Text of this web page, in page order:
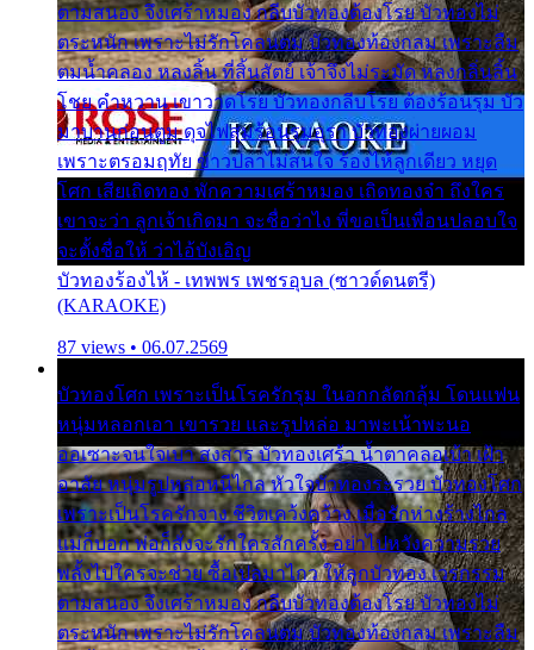
ตามสนอง จึงเศร้าหมอง กลีบบัวทองต้องโรย บัวทองไม่
ตระหนัก เพราะไม่รักโคลนตม บัวทองท้องกลม เพราะลืม
ตมน้ำคลอง หลงลิ้น ที่สิ้นสัตย์ เจ้าจึงไม่ระมัด หลงกลิ่นลิ้น
โชย คำหวาน เขาวาดโรย บัวทองกลีบโรย ต้องร้อนรุม บัว
มาบานก่อนตูม ดุจไฟสุมร้อนรุมอุรา บัวทองผ่ายผอม
เพราะตรอมฤทัย ข้าวปลาไม่สนใจ ร้องไห้ลูกเดียว หยุด
โศก เสียเถิดทอง พักความเศร้าหมอง เถิดทองจ๋า ถึงใคร
เขาจะว่า ลูกเจ้าเกิดมา จะชื่อว่าไง พี่ขอเป็นเพื่อนปลอบใจ
จะตั้งชื่อให้ ว่าไอ้บังเอิญ
บัวทองร้องไห้ - เทพพร เพชรอุบล (ซาวด์ดนตรี)
(KARAOKE)
87 views • 06.07.2569
บัวทองโศก เพราะเป็นโรครักรุม ในอกกลัดกลุ้ม โดนแฟน
หนุ่มหลอกเอา เขารวย และรูปหล่อ มาพะเน้าพะนอ
ออเซาะจนใจเบา สงสาร บัวทองเศร้า น้ำตาคลอเบ้า เฝ้า
อาลัย หนุ่มรูปหล่อหนีไกล หัวใจบัวทองระรวย บัวทองโศก
เพราะเป็นโรครักจาง ชีวิตเคว้งคว้าง เมื่อรักห่างร้างไกล
แม่ก็บอก พ่อก็สั่งจะรักใครสักครั้ง อย่าไปหวังความรวย
พลั้งไปใครจะช่วย ซื้อเปลมาไกว ให้ลูกบัวทอง เวรกรรม
ตามสนอง จึงเศร้าหมอง กลีบบัวทองต้องโรย บัวทองไม่
ตระหนัก เพราะไม่รักโคลนตม บัวทองท้องกลม เพราะลืม